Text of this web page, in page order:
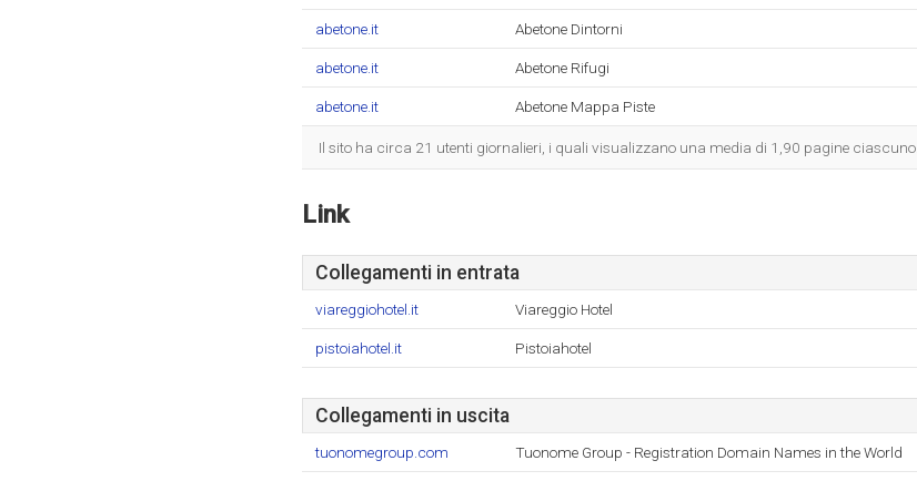
abetone.it Abetone Dintorni
abetone.it Abetone Rifugi
abetone.it Abetone Mappa Piste
Il sito ha circa 21 utenti giornalieri, i quali visualizzano una media di 1,90 pagine ciascuno.
Link
Collegamenti in entrata
viareggiohotel.it Viareggio Hotel
pistoiahotel.it Pistoiahotel
Collegamenti in uscita
tuonomegroup.com Tuonome Group - Registration Domain Names in the World